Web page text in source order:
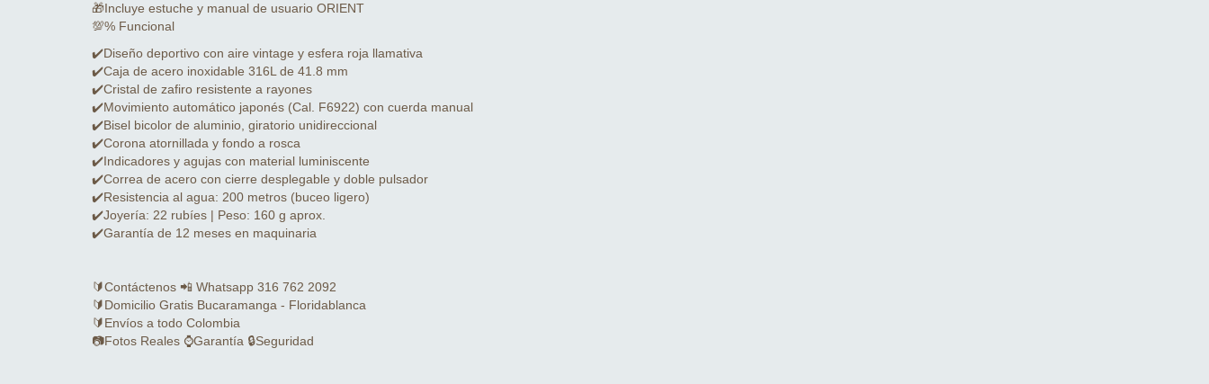
🎁Incluye estuche y manual de usuario ORIENT
💯% Funcional
✔️Diseño deportivo con aire vintage y esfera roja llamativa
✔️Caja de acero inoxidable 316L de 41.8 mm
✔️Cristal de zafiro resistente a rayones
✔️Movimiento automático japonés (Cal. F6922) con cuerda manual
✔️Bisel bicolor de aluminio, giratorio unidireccional
✔️Corona atornillada y fondo a rosca
✔️Indicadores y agujas con material luminiscente
✔️Correa de acero con cierre desplegable y doble pulsador
✔️Resistencia al agua: 200 metros (buceo ligero)
✔️Joyería: 22 rubíes | Peso: 160 g aprox.
✔️Garantía de 12 meses en maquinaria
🔰Contáctenos 📲 Whatsapp 316 762 2092
🔰Domicilio Gratis Bucaramanga - Floridablanca
🔰Envíos a todo Colombia
📷Fotos Reales ⌚Garantía 🔒Seguridad